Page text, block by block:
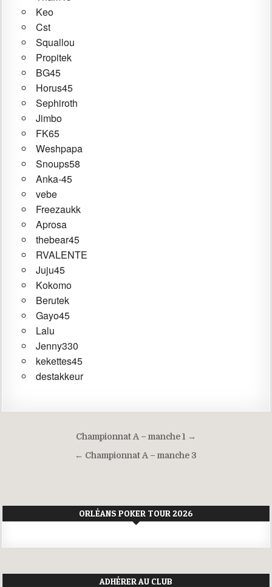
Keo
Cst
Squallou
Propitek
BG45
Horus45
Sephiroth
Jimbo
FK65
Weshpapa
Snoups58
Anka-45
vebe
Freezaukk
Aprosa
thebear45
RVALENTE
Juju45
Kokomo
Berutek
Gayo45
Lalu
Jenny330
kekettes45
destakkeur
NavigationChampionnat A – manche 1 →
← Championnat A – manche 3
ORLÉANS POKER TOUR 2026
ADHÉRER AU CLUB